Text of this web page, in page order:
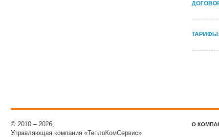
© 2010 – 2026,
Управляющая компания «ТеплоКомСервис»
О